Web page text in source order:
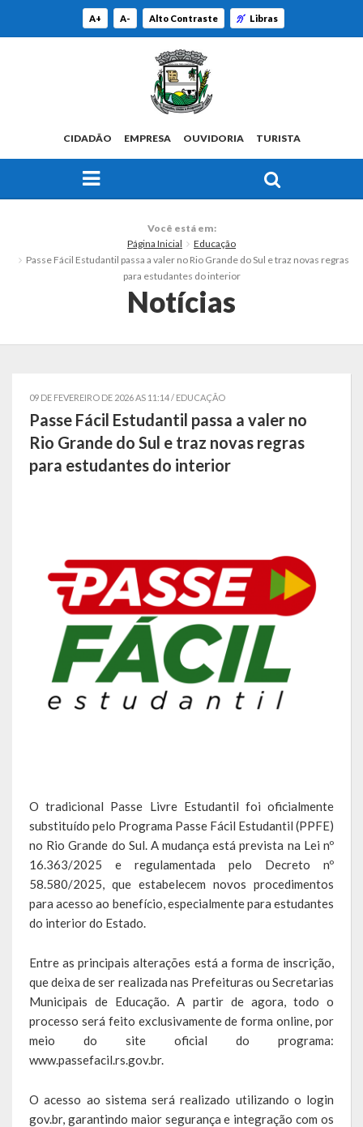
A+ A- Alto Contraste Libras
CIDADÃO EMPRESA OUVIDORIA TURISTA
Histórico
Símbolos
Governo
Administração
Secretarias
Administração, Fazenda e Planejamento
Desenvolvimento Econômico
Desenvolvimento Social
Educação, Cultura, Turismo, Desporto e Lazer
Cultura
Histórias
A História da Comunidade Católica Nossa Senhora de Lourdes
de Vila Seca
A história da Comunidade Católica São Paulo de Lagoa dos Três
Cantos
A História da Comunidade Evangélica de Confissão Luterana no
de paixão e muitas conquistas
Você está em:
Página Inicial
Educação
Passe Fácil Estudantil passa a valer no Rio Grande do Sul e traz novas regras
para estudantes do interior
Notícias
09 DE FEVEREIRO DE 2026 AS 11:14 / EDUCAÇÃO
Passe Fácil Estudantil passa a valer no
Rio Grande do Sul e traz novas regras
para estudantes do interior
O tradicional Passe Livre Estudantil foi oficialmente
substituído pelo Programa Passe Fácil Estudantil (PPFE)
no Rio Grande do Sul. A mudança está prevista na Lei nº
16.363/2025 e regulamentada pelo Decreto nº
58.580/2025, que estabelecem novos procedimentos
para acesso ao benefício, especialmente para estudantes
do interior do Estado.
Entre as principais alterações está a forma de inscrição,
que deixa de ser realizada nas Prefeituras ou Secretarias
Municipais de Educação. A partir de agora, todo o
processo será feito exclusivamente de forma online, por
meio do site oficial do programa:
www.passefacil.rs.gov.br.
O acesso ao sistema será realizado utilizando o login
gov.br, garantindo maior segurança e integração com os